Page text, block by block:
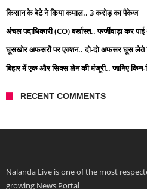
किसान के बेटे ने किया कमाल.. 3 करोड़ का पैकेज
अंचल पदाधिकारी (CO) बर्खास्त.. फर्जीवाड़ा कर पाई
घूसखोर अफसरों पर एक्शन.. दो-दो अफसर घूस लेते
बिहार में एक और सिक्स लेन की मंजूरी.. जानिए
RECENT COMMENTS
Nalanda Live is one of the most
growing News Portal